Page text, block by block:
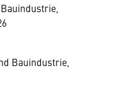
Bauindustrie,